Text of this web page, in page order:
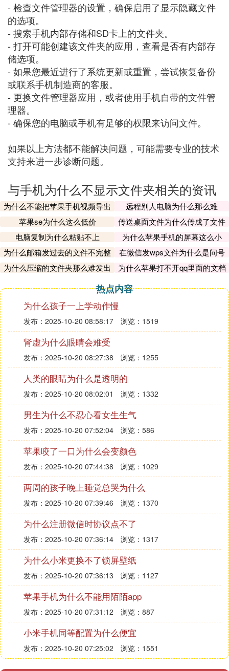
- 检查文件管理器的设置，确保启用了显示隐藏文件
的选项。
- 搜索手机内部存储和SD卡上的文件夹。
- 打开可能创建该文件夹的应用，查看是否有内部存
储选项。
- 如果您最近进行了系统更新或重置，尝试恢复备份
或联系手机制造商的客服。
- 更换文件管理器应用，或者使用手机自带的文件管
理器。
- 确保您的电脑或手机有足够的权限来访问文件。
如果以上方法都不能解决问题，可能需要专业的技术
支持来进一步诊断问题。
与手机为什么不显示文件夹相关的资讯
为什么不能把苹果手机视频导出
远程别人电脑为什么那么难
苹果se为什么这么低价
传送桌面文件为什么传成了文件
夹
电脑复制为什么粘贴不上
为什么苹果手机的屏幕这么小
为什么邮箱发过去的文件不完整
呢
在微信发wps文件为什么是问号
为什么压缩的文件夹那么难发出
为什么苹果打不开qq里面的文档
热点内容
为什么孩子一上学动作慢
发布：2025-10-20 08:58:17 浏览：1519
肾虚为什么眼睛会难受
发布：2025-10-20 08:27:38 浏览：1255
人类的眼睛为什么是透明的
发布：2025-10-20 08:02:01 浏览：1332
男生为什么不忍心看女生生气
发布：2025-10-20 07:52:04 浏览：586
苹果咬了一口为什么会变颜色
发布：2025-10-20 07:44:38 浏览：1029
两周的孩子晚上睡觉总哭为什么
发布：2025-10-20 07:39:46 浏览：1370
为什么注册微信时协议点不了
发布：2025-10-20 07:36:14 浏览：1317
为什么小米更换不了锁屏壁纸
发布：2025-10-20 07:36:13 浏览：1127
苹果手机为什么不能用陌陌app
发布：2025-10-20 07:31:12 浏览：887
小米手机同等配置为什么便宜
发布：2025-10-20 07:25:02 浏览：1551